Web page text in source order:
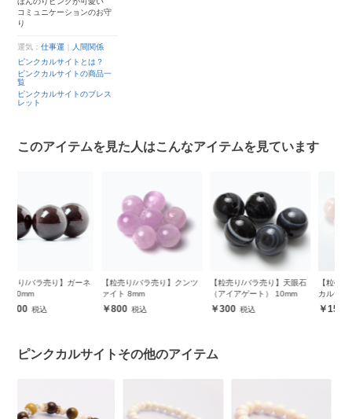
コミュニケーションのお守
り
運気：仕事運
人間関係
ピンクカルサイトとは？
ピンクカルサイトの商品一
覧
ピンクカルサイトのブレス
レット
このアイテムを見た人はこんなアイテムを見ています
【粒売り/バラ売り】クンツ
ァイト 8mm
800
【粒売り/バラ売り】天眼石
（アイアゲート） 10mm
300
【粒売り/バラ売り】ピンク
カルサイト 6mm
150
ピンクカルサイトその他のアイテム